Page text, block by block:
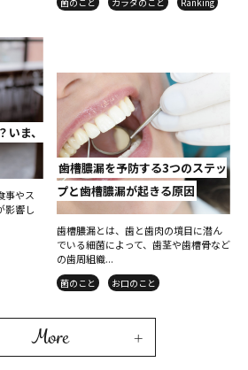
ま、
事やス
影響し
歯槽膿漏を予防する3つのステッ
プと歯槽膿漏が起きる原因
歯槽膿漏とは、歯と歯肉の境目に潜ん
でいる細菌によって、歯茎や歯槽骨など
の歯周組織...
菌のこと お口のこと
More